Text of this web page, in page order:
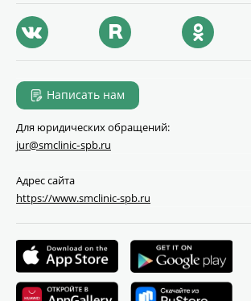
Написать нам
Для юридических обращений:
jur@smclinic‑spb.ru
Адрес сайта
https://www.smclinic-spb.ru